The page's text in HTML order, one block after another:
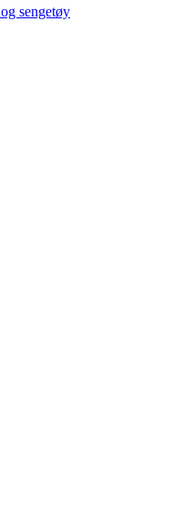
sengetøy